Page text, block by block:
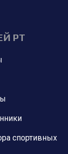
РТ
спортивных